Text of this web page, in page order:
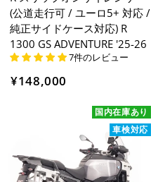
(公道走行可 / ユーロ5+ 対応 /
純正サイドケース対応) R
1300 GS ADVENTURE '25-26
7件のレビュー
¥148,000
国内在庫あり
車検対応